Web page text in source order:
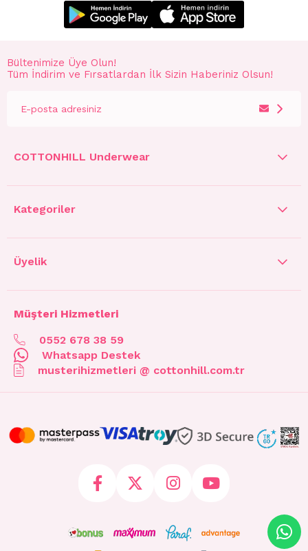
Bültenimize Üye Olun!
Tüm İndirim ve Fırsatlardan İlk Sizin Haberiniz Olsun!
COTTONHILL Underwear
Kategoriler
Üyelik
Müşteri Hizmetleri
0552 678 38 59
Whatsapp Destek
musterihizmetleri @ cottonhill.com.tr